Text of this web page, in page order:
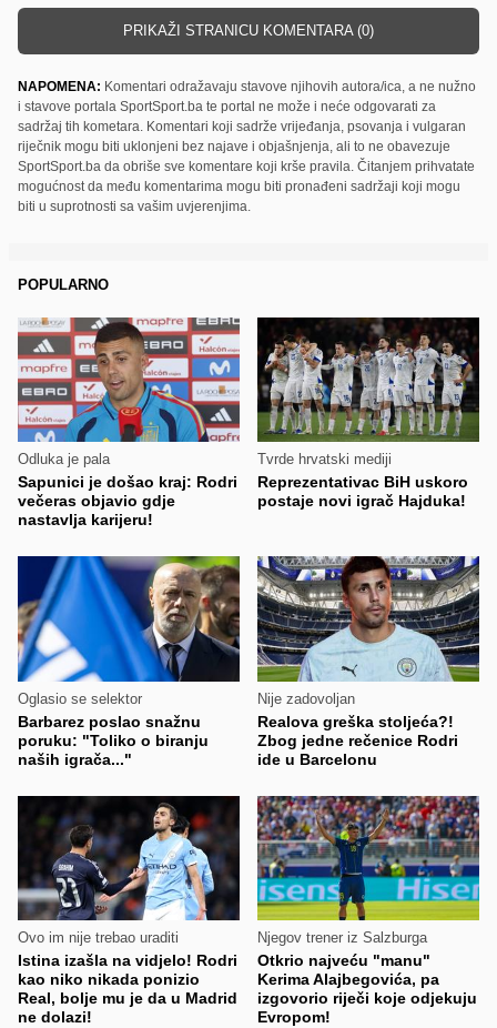
PRIKAŽI STRANICU KOMENTARA (0)
NAPOMENA: Komentari odražavaju stavove njihovih autora/ica, a ne nužno
i stavove portala SportSport.ba te portal ne može i neće odgovarati za
sadržaj tih kometara. Komentari koji sadrže vrijeđanja, psovanja i vulgaran
riječnik mogu biti uklonjeni bez najave i objašnjenja, ali to ne obavezuje
SportSport.ba da obriše sve komentare koji krše pravila. Čitanjem prihvatate
mogućnost da među komentarima mogu biti pronađeni sadržaji koji mogu
biti u suprotnosti sa vašim uvjerenjima.
POPULARNO
Odluka je pala
Sapunici je došao kraj: Rodri
večeras objavio gdje
nastavlja karijeru!
Tvrde hrvatski mediji
Reprezentativac BiH uskoro
postaje novi igrač Hajduka!
Oglasio se selektor
Barbarez poslao snažnu
poruku: "Toliko o biranju
naših igrača..."
Nije zadovoljan
Realova greška stoljeća?!
Zbog jedne rečenice Rodri
ide u Barcelonu
Ovo im nije trebao uraditi
Istina izašla na vidjelo! Rodri
kao niko nikada ponizio
Real, bolje mu je da u Madrid
ne dolazi!
Njegov trener iz Salzburga
Otkrio najveću "manu"
Kerima Alajbegovića, pa
izgovorio riječi koje odjekuju
Evropom!